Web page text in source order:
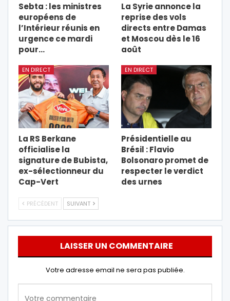
Sebta : les ministres
européens de
l’Intérieur réunis en
urgence ce mardi
pour…
La Syrie annonce la
reprise des vols
directs entre Damas
et Moscou dès le 16
août
EN DIRECT
La RS Berkane
officialise la
signature de Bubista,
ex-sélectionneur du
Cap-Vert
EN DIRECT
Présidentielle au
Brésil : Flavio
Bolsonaro promet de
respecter le verdict
des urnes
PRÉCÉDENT SUIVANT
LAISSER UN COMMENTAIRE
Votre adresse email ne sera pas publiée.